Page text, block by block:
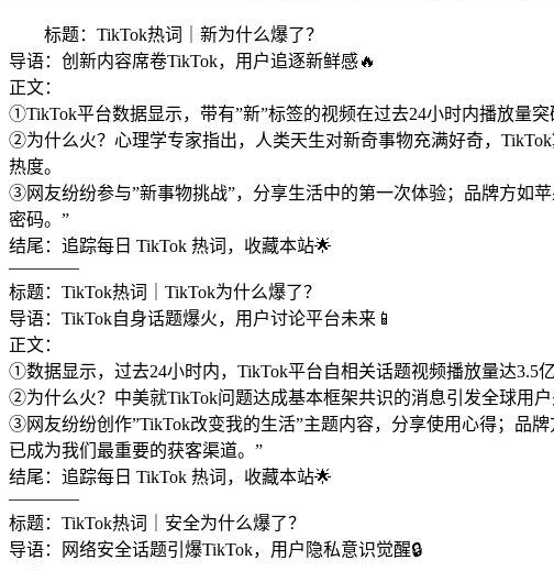
标题：TikTok热词｜新为什么爆了？
导语：创新内容席卷TikTok，用户追逐新鲜感🔥
正文：
①TikTok平台数据显示，带有”新”标签的视频在过去24小时内播放量
②为什么火？心理学专家指出，人类天生对新奇事物充满好奇，
热度。
③网友纷纷参与”新事物挑战”，分享生活中的第一次体验；品牌方如
密码。”
结尾：追踪每日 TikTok 热词，收藏本站🌟
————
标题：TikTok热词｜TikTok为什么爆了？
导语：TikTok自身话题爆火，用户讨论平台未来📱
正文：
①数据显示，过去24小时内，TikTok平台自相关话题视频播放量达3.5
②为什么火？中美就TikTok问题达成基本框架共识的消息引发全球用
③网友纷纷创作”TikTok改变我的生活”主题内容，分享使用心得；品
已成为我们最重要的获客渠道。”
结尾：追踪每日 TikTok 热词，收藏本站🌟
————
标题：TikTok热词｜安全为什么爆了？
导语：网络安全话题引爆TikTok，用户隐私意识觉醒🔒